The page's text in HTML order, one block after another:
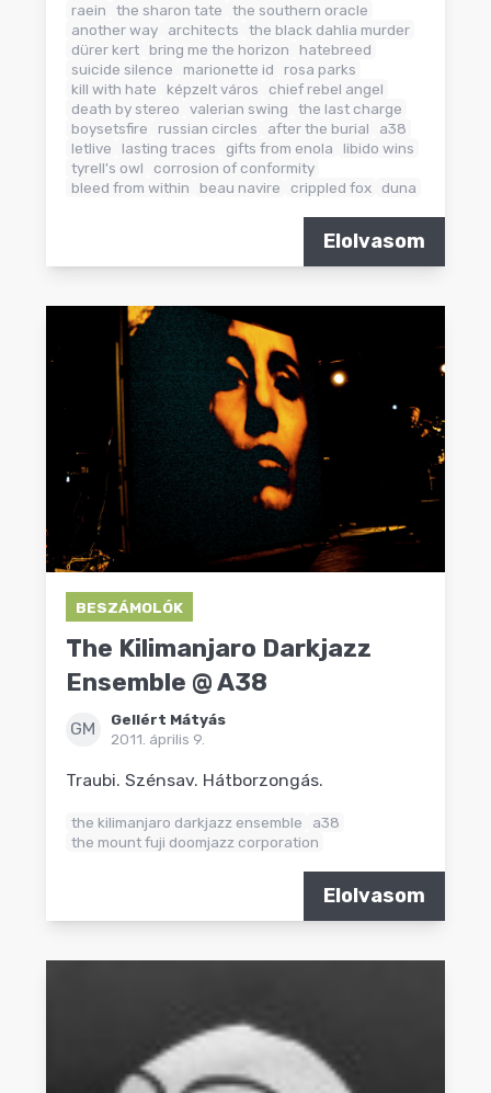
raein the sharon tate
the southern oracle
another way
architects
the black dahlia murder
dürer kert bring me the horizon
hatebreed
suicide silence
marionette id
rosa parks
kill with hate
képzelt város
chief rebel angel
death by stereo
valerian swing
the last charge
boysetsfire
russian circles after the burial
a38
letlive
lasting traces gifts from enola
libido wins
tyrell's owl
corrosion of conformity
bleed from within
beau navire crippled fox duna
Elolvasom
BESZÁMOLÓK
The Kilimanjaro Darkjazz
Ensemble @ A38
GM
Gellért Mátyás
2011. április 9.
Traubi. Szénsav. Hátborzongás.
the kilimanjaro darkjazz ensemble
a38
the mount fuji doomjazz corporation
Elolvasom